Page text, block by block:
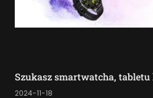
Szukasz smartwatcha,
2024-11-18